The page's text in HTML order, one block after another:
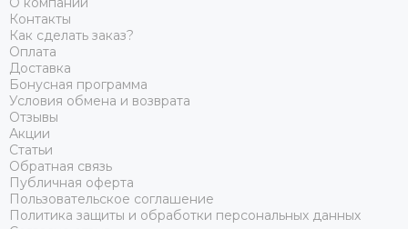
Контакты
Как сделать заказ?
Оплата
Доставка
Бонусная программа
Условия обмена и возврата
Отзывы
Акции
Статьи
Обратная связь
Публичная оферта
Пользовательское соглашение
Политика защиты и обработки персональных данных